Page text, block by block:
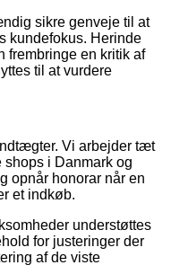
sikre genveje til at
kundefokus. Herinde
frembringe en kritik af
til at vurdere
Vi arbejder tæt
i Danmark og
opnår honorar når en
et indkøb.
understøttes
for justeringer der
af de viste